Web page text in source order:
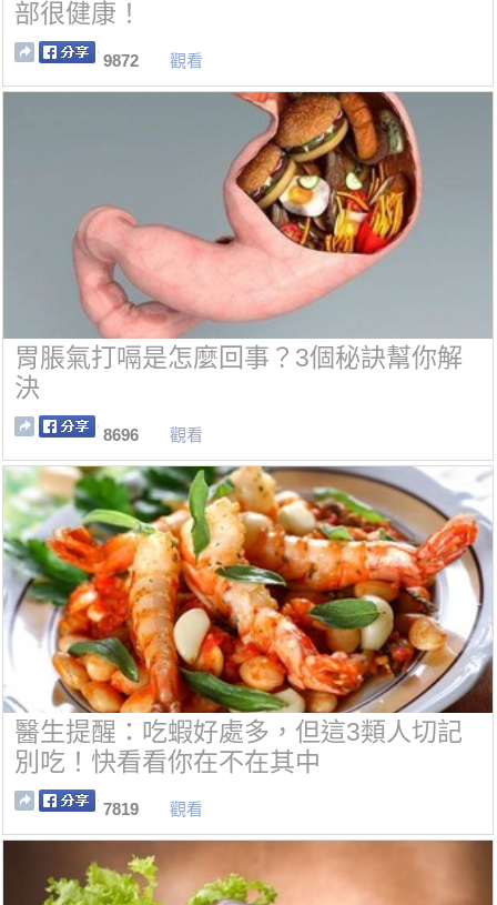
部很健康！
9872 觀看
胃脹氣打嗝是怎麼回事？3個秘訣幫你解
決
8696 觀看
醫生提醒：吃蝦好處多，但這3類人切記
別吃！快看看你在不在其中
7819 觀看